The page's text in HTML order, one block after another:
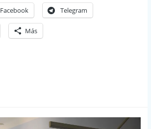
Facebook Telegram
Más